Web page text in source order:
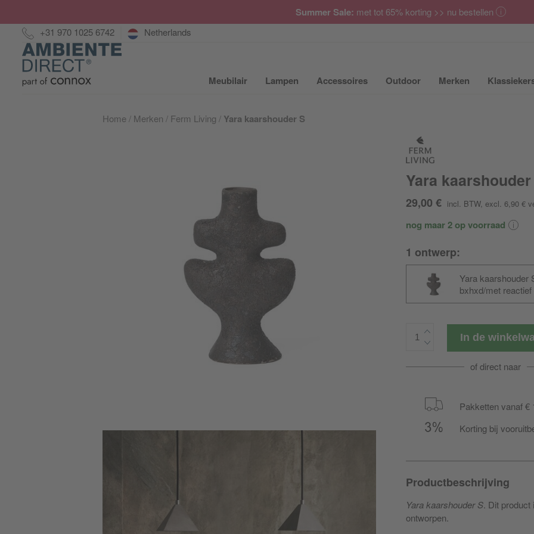
Summer Sale: met tot 65% korting >> nu bestellen
Hotline:
+31 970 1025 6742 Netherlands
Home
Meubilair Submenu van Meubilair uit- of inklappen
Lampen Submenu van Lampen uit- of inklappen
Accessoires Submenu van Accessoires uit- of
Outdoor Submenu van Outdoor
Merken Submenu
Home Merken Ferm Living Yara kaarshouder S
Yara
29,00 € incl. BTW, excl. 6,90 €
nog maar 2 op voorraad
1 ontwerp:
Yara kaarshouder
bxhxd/met
In de
of direct naar
Pakketten vanaf €
Korting bij
Productbeschrijving
Yara kaarshouder S. Dit
ontworpen.